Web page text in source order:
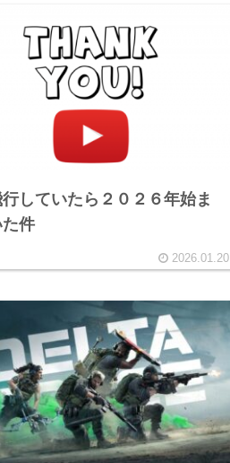
していたら２０２６年始ま
件
2026.01.20